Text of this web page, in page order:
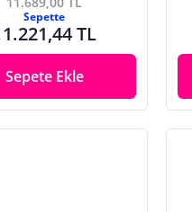
Sepette
TL
Sepete Ekle